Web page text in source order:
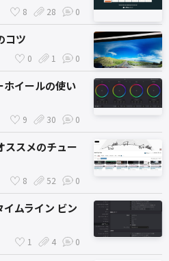
8 28 0
コツ
0 1 0
イールの使い
9 30 0
スメのチュー
8 52 0
ムライン ビン
1 4 0